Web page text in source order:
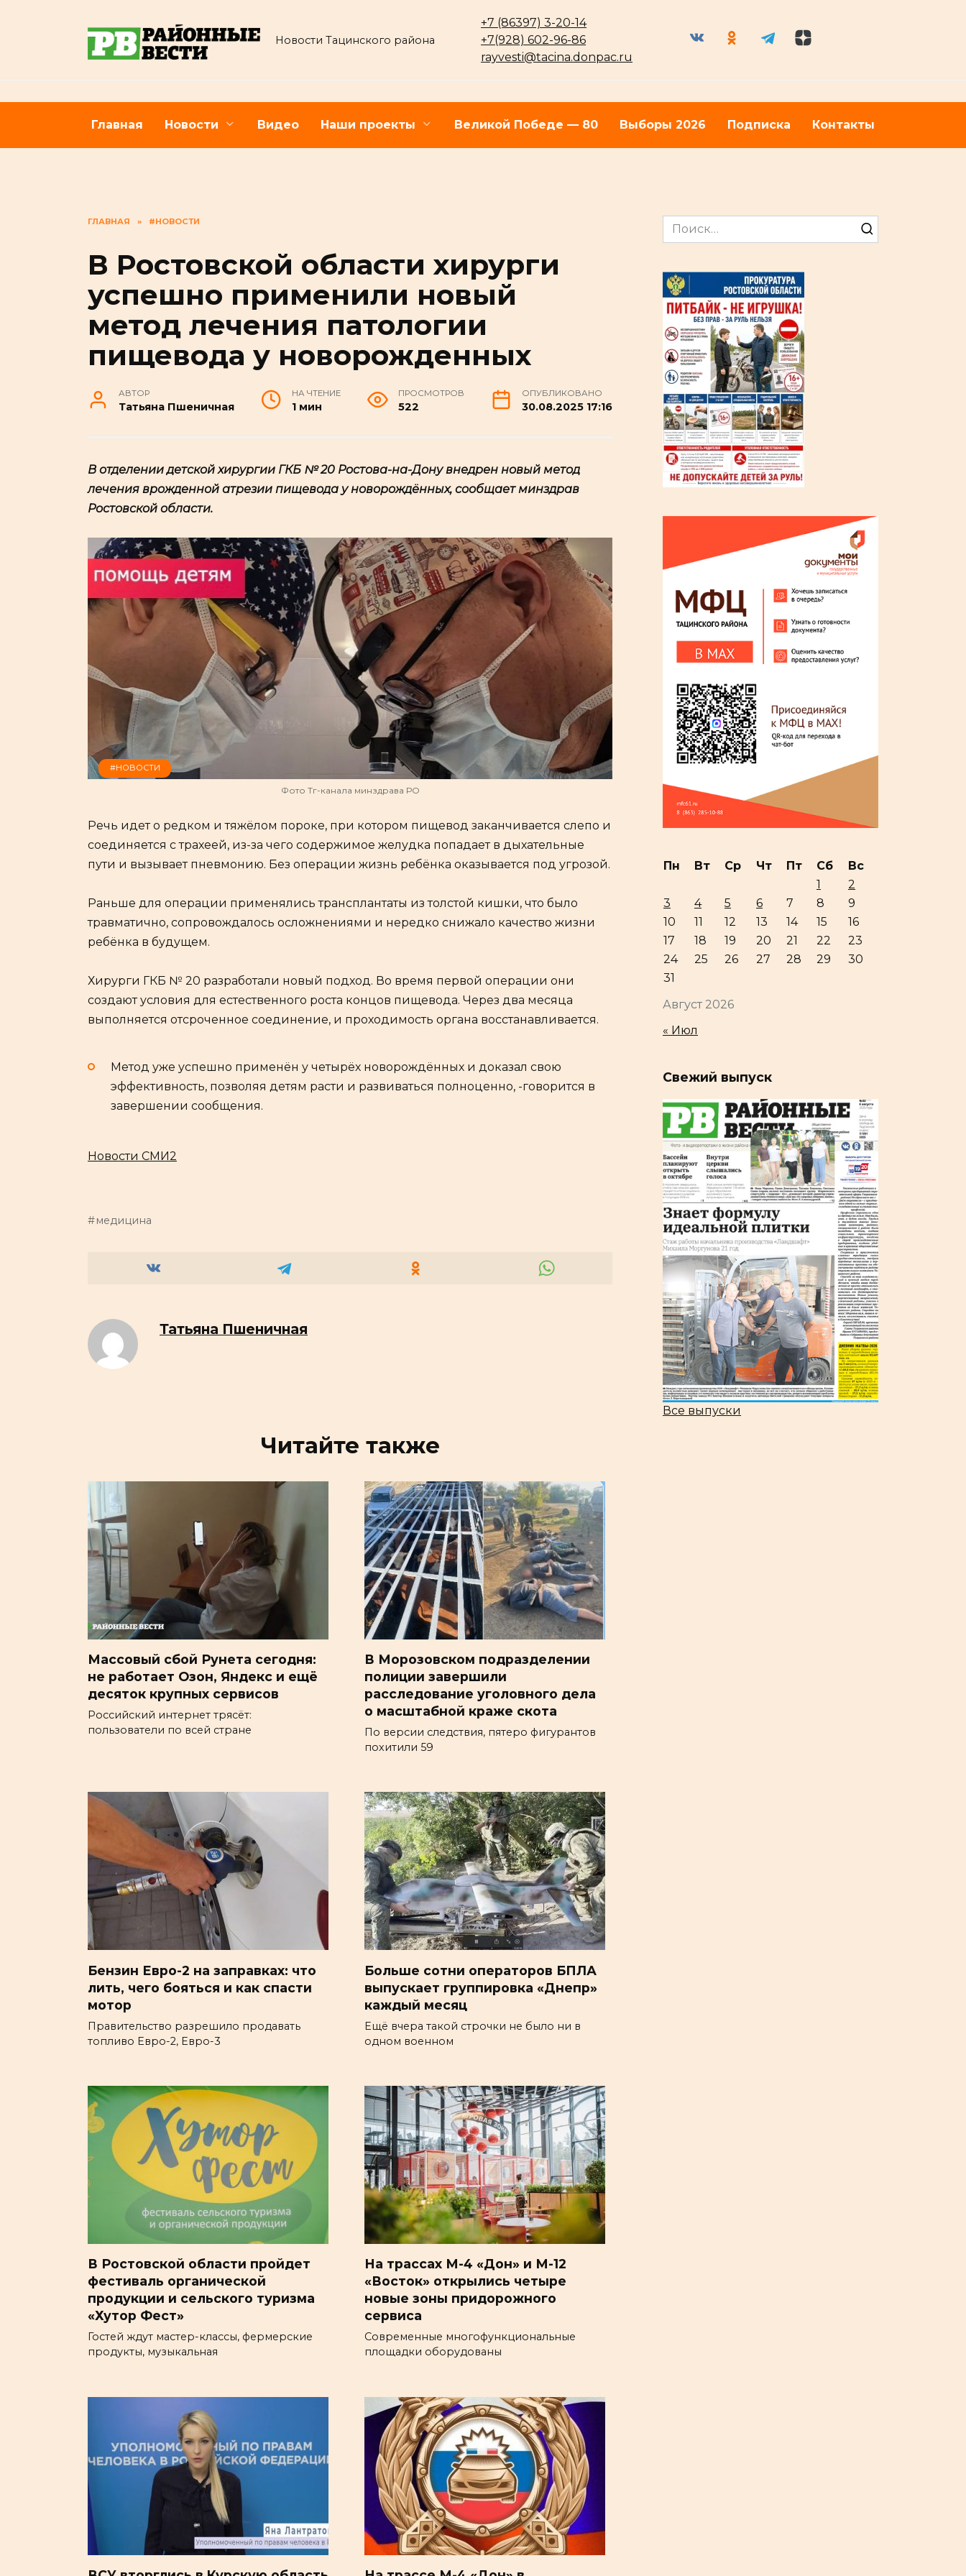
Новости Тацинского района
+7 (86397) 3-20-14
+7(928) 602-96-86
rayvesti@tacina.donpac.ru
Главная Новости Видео Наши проекты Великой Победе — 80 Выборы 2026 Подписка Контакты
ГЛАВНАЯ » #НОВОСТИ
В Ростовской области хирурги
успешно применили новый
метод лечения патологии
пищевода у новорожденных
АВТОР
Татьяна Пшеничная
НА ЧТЕНИЕ
1 мин
ПРОСМОТРОВ
522
ОПУБЛИКОВАНО
30.08.2025 17:16
В отделении детской хирургии ГКБ № 20 Ростова-на-Дону внедрен новый метод
лечения врожденной атрезии пищевода у новорождённых, сообщает минздрав
Ростовской области.
#НОВОСТИ
Фото Тг-канала минздрава РО
Речь идет о редком и тяжёлом пороке, при котором пищевод заканчивается слепо и
соединяется с трахеей, из-за чего содержимое желудка попадает в дыхательные
пути и вызывает пневмонию. Без операции жизнь ребёнка оказывается под угрозой.
Раньше для операции применялись трансплантаты из толстой кишки, что было
травматично, сопровождалось осложнениями и нередко снижало качество жизни
ребёнка в будущем.
Хирурги ГКБ № 20 разработали новый подход. Во время первой операции они
создают условия для естественного роста концов пищевода. Через два месяца
выполняется отсроченное соединение, и проходимость органа восстанавливается.
Метод уже успешно применён у четырёх новорождённых и доказал свою
эффективность, позволяя детям расти и развиваться полноценно, -говорится в
завершении сообщения.
Новости СМИ2
медицина
Татьяна Пшеничная
Читайте также
Массовый сбой Рунета сегодня:
не работает Озон, Яндекс и ещё
десяток крупных сервисов
Российский интернет трясёт:
пользователи по всей стране
В Морозовском подразделении
полиции завершили
расследование уголовного дела
о масштабной краже скота
По версии следствия, пятеро фигурантов
похитили 59
Бензин Евро-2 на заправках: что
лить, чего бояться и как спасти
мотор
Правительство разрешило продавать
топливо Евро-2, Евро-3
Больше сотни операторов БПЛА
выпускает группировка «Днепр»
каждый месяц
Ещё вчера такой строчки не было ни в
одном военном
В Ростовской области пройдет
фестиваль органической
продукции и сельского туризма
«Хутор Фест»
Гостей ждут мастер-классы, фермерские
продукты, музыкальная
На трассах М-4 «Дон» и М-12
«Восток» открылись четыре
новые зоны придорожного
сервиса
Современные многофункциональные
площадки оборудованы
Search
for:
Август 2026
Пн Вт Ср Чт Пт Сб
Вс
1
2
3
4 5 6 7 8
9
10
11 12 13 14 15
16
17
18 19 20 21 22
23
24
25 26 27 28 29
30
31
« Июл
Свежий выпуск
Все выпуски